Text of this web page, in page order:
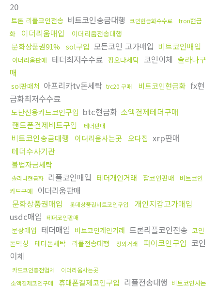
20
트론 리플코인전송 비트코인송금대행 코인현금화수수료
tron현금
화
이더리움매입 이더리움전송대행
문화상품권91% sol구입 모든코인 고가매입 비트코인매입
이더리움판매 테더최저수수료 핑오다세탁 코인이체 솔라나구
매
sol판매처 아프리카tv돈세탁 trc20 구매 비트코인현금화 fx현
금화최저수수료
도난신용카드코인구입 btc현금화 소액결제테더구매
핸드폰결제비트구입
테더판매
비트코인송금대행 이더리움사는곳 오다집 xrp판매
테더수사기관
불법자금세탁
솔라나현금화 리플코인매입 테더개인거래 잡코인판매
비트코인
카드구매
이더리움판매
문화상품권매입
롯데상품권비트코인구입
개인지갑고가매입
usdc매입
테더코인판매
문상매입 테더매입 비트코인개인거래 트론리플코인전송 코인
돈믹싱
테더돈세탁 리플전송대행 장외거래 파이코인구입 코인
이체
카드코인충전업체
이더리움사는곳
소액결제코인구매
휴대폰결제코인구입 리플전송대행 비트코인사는